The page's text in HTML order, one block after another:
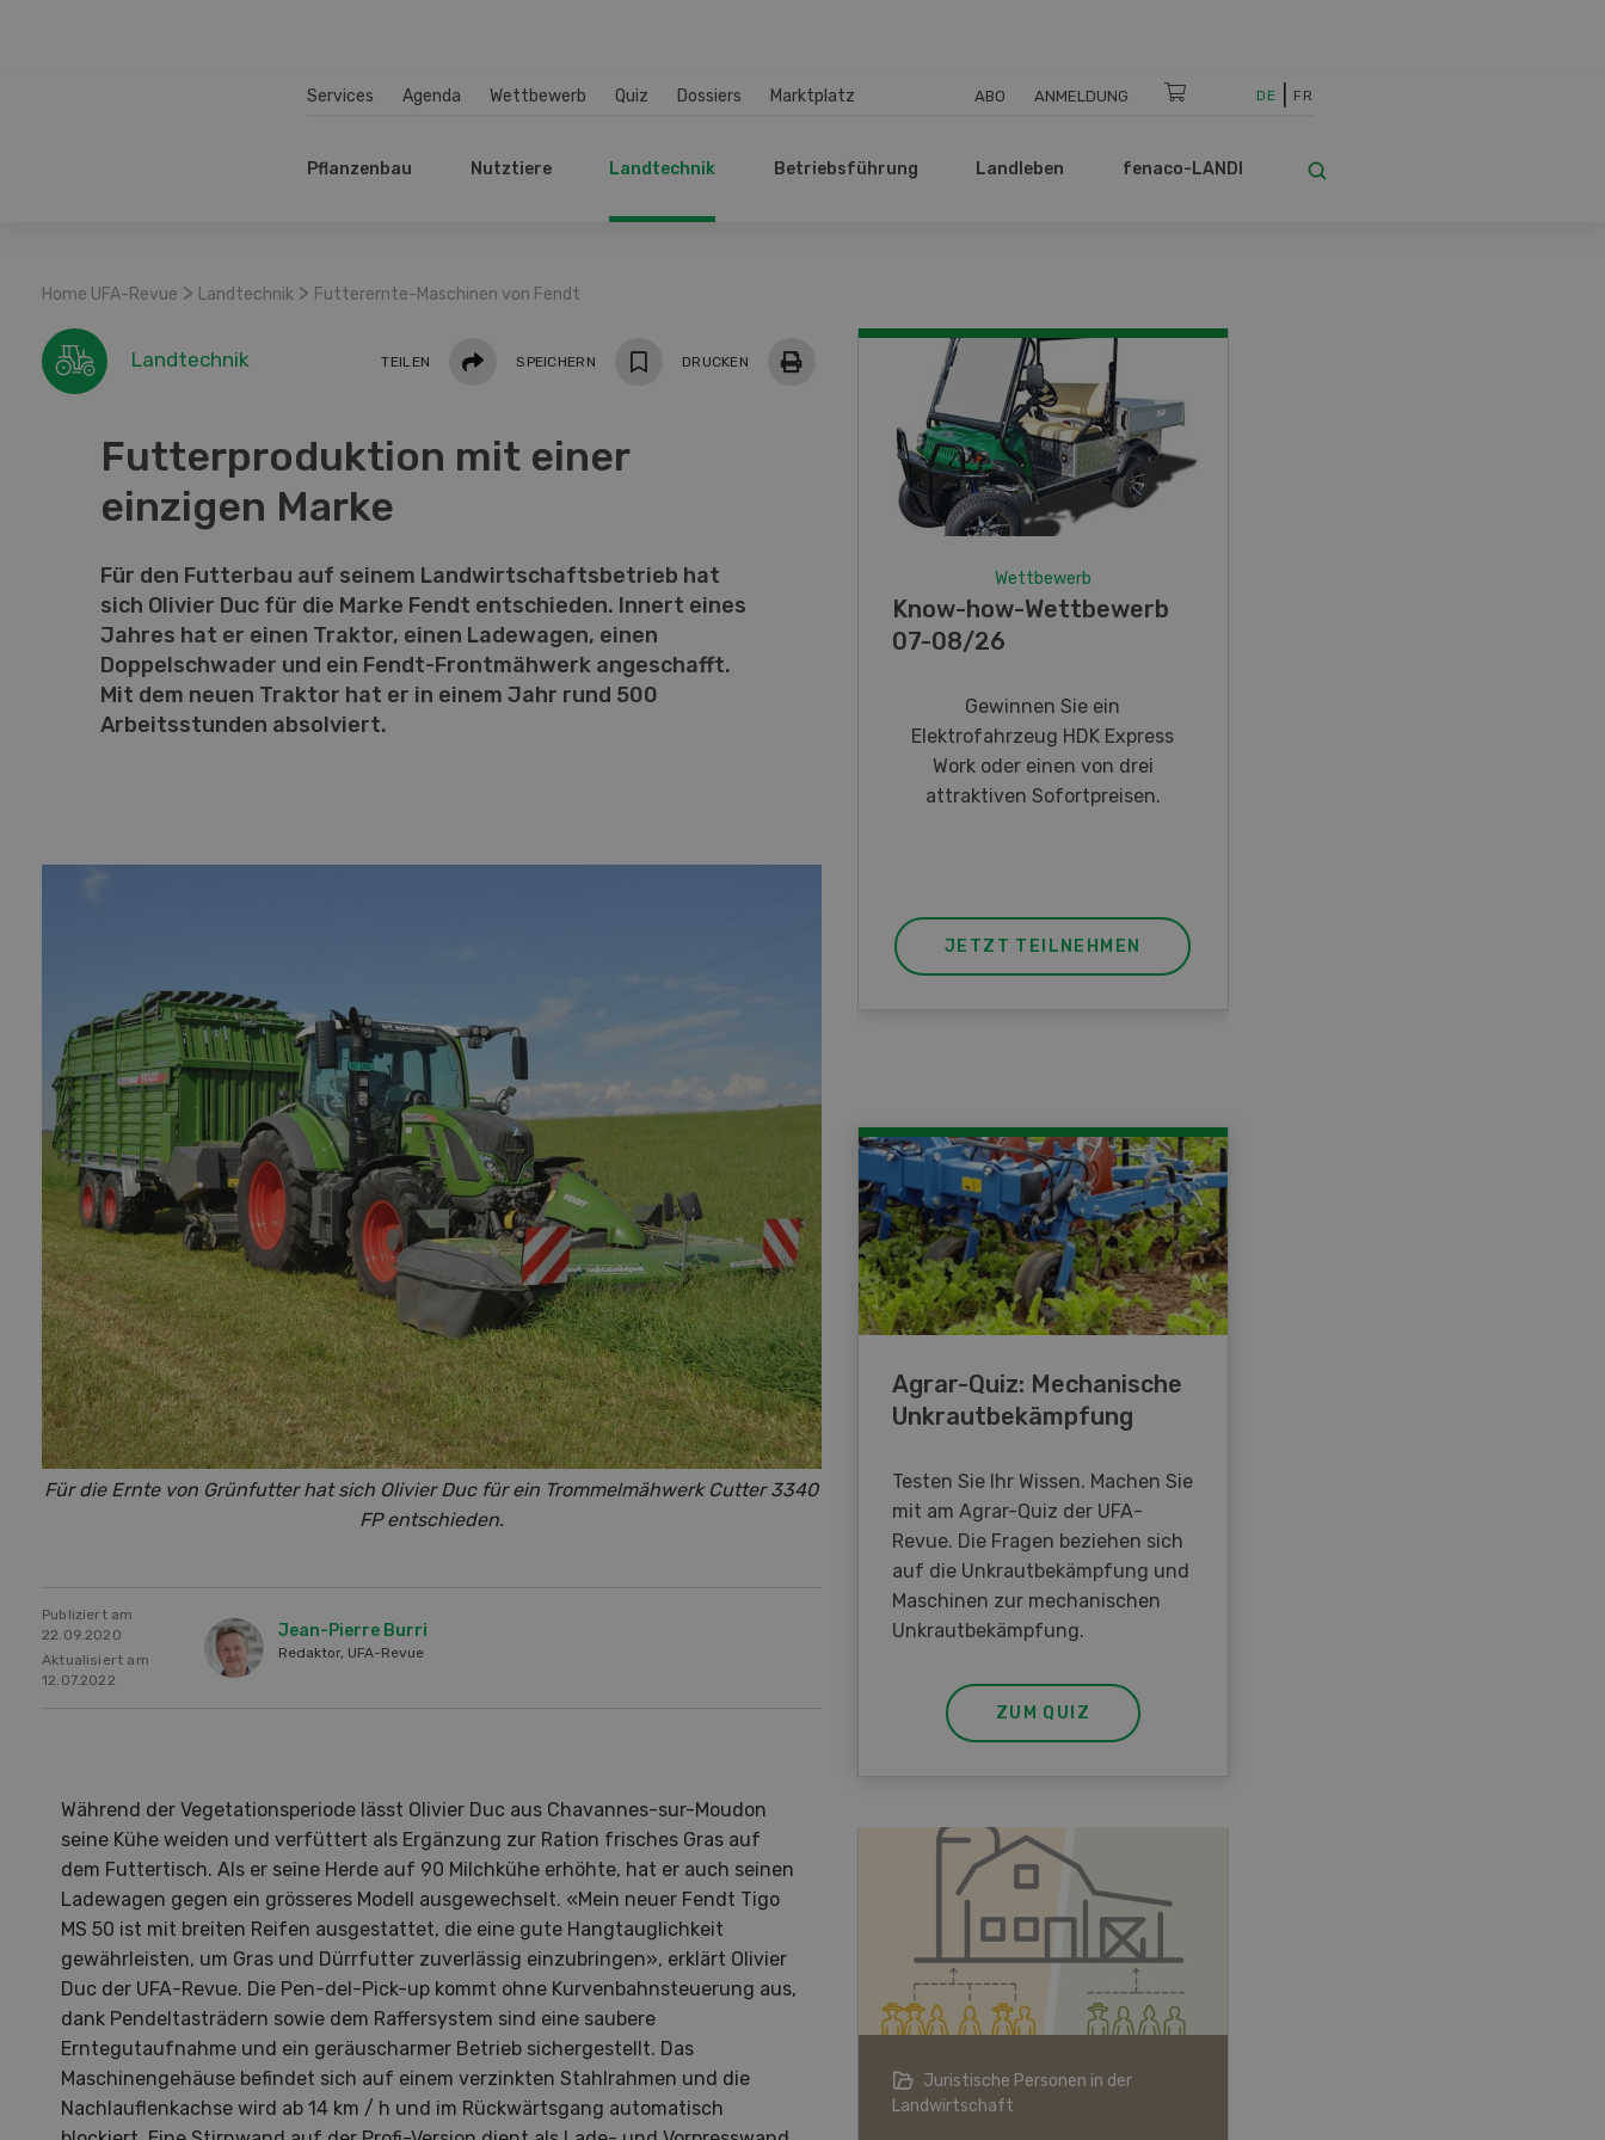
Services Agenda Wettbewerb Quiz Dossiers Marktplatz ABO ANMELDUNG DE FR
Pflanzenbau Nutztiere Landtechnik Betriebsführung Landleben fenaco-LANDI
Home UFA-Revue > Landtechnik > Futterernte-Maschinen von Fendt
Landtechnik TEILEN Teilen SPEICHERN DRUCKEN
Futterproduktion mit einer
einzigen Marke
Für den Futterbau auf seinem Landwirtschaftsbetrieb hat
sich Olivier Duc für die Marke Fendt entschieden. Innert eines
Jahres hat er einen Traktor, einen Ladewagen, einen
Doppelschwader und ein Fendt-Frontmähwerk angeschafft.
Mit dem neuen Traktor hat er in einem Jahr rund 500
Arbeitsstunden absolviert.
Für die Ernte von Grünfutter hat sich Olivier Duc für ein Trommelmähwerk Cutter 3340
FP entschieden.
Publiziert am
22.09.2020
Aktualisiert am
12.07.2022
Jean-Pierre Burri
Redaktor, UFA-Revue
Während der Vegetationsperiode lässt Olivier Duc aus Chavannes-sur-Moudon
seine Kühe weiden und verfüttert als Ergänzung zur Ration frisches Gras auf
dem Futtertisch. Als er seine Herde auf 90 Milchkühe erhöhte, hat er auch seinen
Ladewagen gegen ein grösseres Modell ausgewechselt. «Mein neuer Fendt Tigo
MS 50 ist mit breiten Reifen ausgestattet, die eine gute Hangtauglichkeit
gewährleisten, um Gras und Dürrfutter zuverlässig einzubringen», erklärt Olivier
Duc der UFA-Revue. Die Pen-del-Pick-up kommt ohne Kurvenbahnsteuerung aus,
dank Pendeltasträdern sowie dem Raffersystem sind eine saubere
Erntegutaufnahme und ein geräuscharmer Betrieb sichergestellt. Das
Maschinengehäuse befindet sich auf einem verzinkten Stahlrahmen und die
Nachlauflenkachse wird ab 14 km / h und im Rückwärtsgang automatisch
Wettbewerb
Know-how-Wettbewerb
07-08/26
Gewinnen Sie ein
Elektrofahrzeug HDK Express
Work oder einen von drei
attraktiven Sofortpreisen.
JETZT TEILNEHMEN
Agrar-Quiz: Mechanische
Unkrautbekämpfung
Testen Sie Ihr Wissen. Machen Sie
mit am Agrar-Quiz der UFA-
Revue. Die Fragen beziehen sich
auf die Unkrautbekämpfung und
Maschinen zur mechanischen
Unkrautbekämpfung.
ZUM QUIZ
Hof in neuer Hand Landwirtschaft im Klimawandel
Juristische Personen in der
Landwirtschaft